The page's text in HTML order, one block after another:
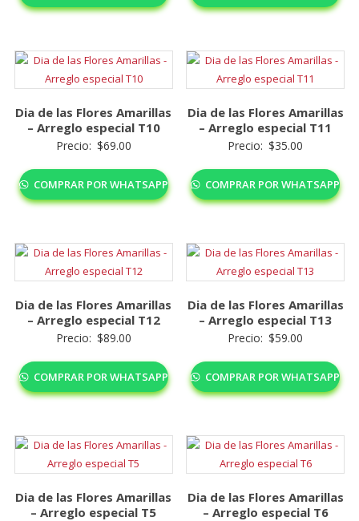
Dia de las Flores Amarillas
– Arreglo especial T10
Precio: $69.00
COMPRAR POR WHATSAPP
Dia de las Flores Amarillas
– Arreglo especial T11
Precio: $35.00
COMPRAR POR WHATSAPP
Dia de las Flores Amarillas
– Arreglo especial T12
Precio: $89.00
COMPRAR POR WHATSAPP
Dia de las Flores Amarillas
– Arreglo especial T13
Precio: $59.00
COMPRAR POR WHATSAPP
Dia de las Flores Amarillas
– Arreglo especial T5
Dia de las Flores Amarillas
– Arreglo especial T6